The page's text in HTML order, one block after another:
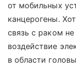
от мобильных
канцерогены.
связь с раком
воздействие
в области